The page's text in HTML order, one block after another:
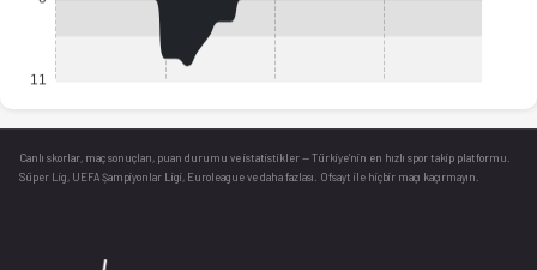
Canlı skorlar , maç sonuçları, puan durumu ve istatistikler — Türkiye’nin en hızlı spor takip platformu.
Süper Lig, UEFA Şampiyonlar Ligi, Euroleague ve daha fazlası. Ofsayt ile hiçbir maçı kaçırmayın.